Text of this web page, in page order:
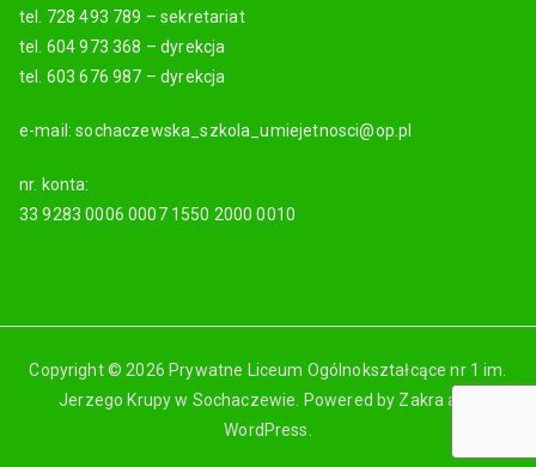
tel. 728 493 789 – sekretariat
tel. 604 973 368 – dyrekcja
tel. 603 676 987 – dyrekcja
e-mail: sochaczewska_szkola_umiejetnosci@op.pl
nr. konta:
33 9283 0006 0007 1550 2000 0010
Copyright © 2026 Prywatne Liceum Ogólnokształcące nr 1 im.
Jerzego Krupy w Sochaczewie. Powered by Zakra and
WordPress